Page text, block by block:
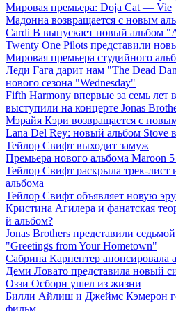
Мировая премьера: Doja Cat — Vie
Мадонна возвращается с новым
Cardi B выпускает новый альбом
Twenty One Pilots представили
Мировая премьера студийного
Леди Гага дарит нам "The Dead
нового сезона "Wednesday"
Fifth Harmony впервые за семь лет
выступили на концерте Jonas
Мэрайя Кэри возвращается с
Lana Del Rey: новый альбом Stove
Тейлор Свифт выходит замуж
Премьера нового альбома Maroon
Тейлор Свифт раскрыла трек-лист
альбома
Тейлор Свифт объявляет новую эру
Кристина Агилера и фанатская
й альбом?
Jonas Brothers представили
"Greetings from Your Hometown"
Сабрина Карпентер анонсировала
Деми Ловато представила новый
Оззи Осборн ушел из жизни
Билли Айлиш и Джеймс Кэмерон
фильм